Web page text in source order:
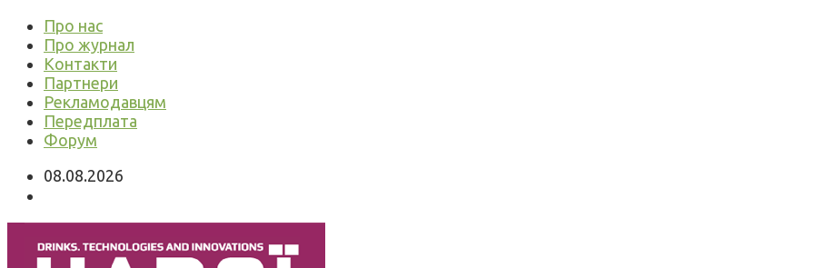
Про нас
Про журнал
Контакти
Партнери
Рекламодавцям
Передплата
Форум
08.08.2026